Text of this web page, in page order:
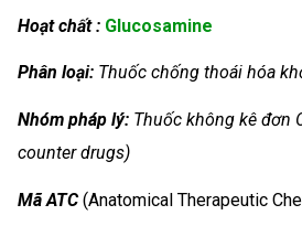
Hoạt chất : Glucosamine
Phân loại: Thuốc chống thoái hóa
Nhóm pháp lý: Thuốc không kê đơn
counter drugs)
Mã ATC(Anatomical Therapeutic